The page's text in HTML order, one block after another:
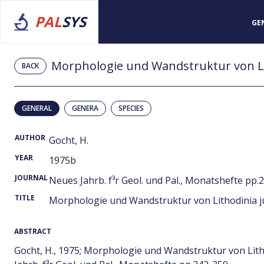
PALSYS
BACK
GENERAL GENERA SPECIES
AUTHOR Gocht, H.
YEAR 1975b
JOURNALNeues Jahrb. f³r Geol. und Pal., Monatshefte
TITLE Morphologie und Wandstruktur von Lithodinia
ABSTRACT
Gocht, H., 1975; Morphologie und Wandstruktur von